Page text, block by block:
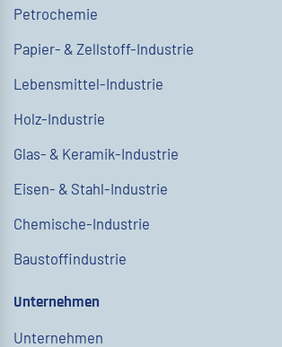
Petrochemie
Papier- & Zellstoff-Industrie
Lebensmittel-Industrie
Holz-Industrie
Glas- & Keramik-Industrie
Eisen- & Stahl-Industrie
Chemische-Industrie
Baustoffindustrie
Unternehmen
Unternehmen